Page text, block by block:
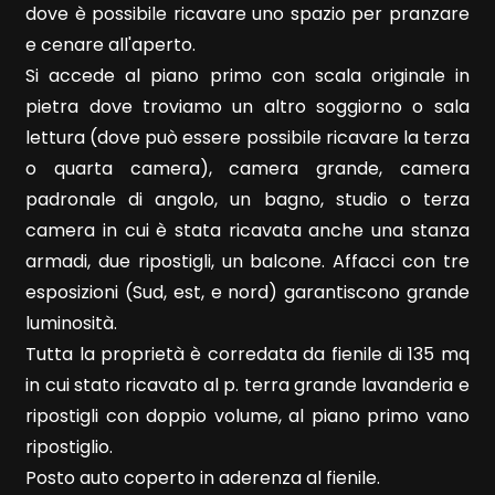
dove è possibile ricavare uno spazio per pranzare
e cenare all'aperto.
Si accede al piano primo con scala originale in
pietra dove troviamo un altro soggiorno o sala
lettura (dove può essere possibile ricavare la terza
o quarta camera), camera grande, camera
padronale di angolo, un bagno, studio o terza
camera in cui è stata ricavata anche una stanza
armadi, due ripostigli, un balcone. Affacci con tre
esposizioni (Sud, est, e nord) garantiscono grande
luminosità.
Tutta la proprietà è corredata da fienile di 135 mq
in cui stato ricavato al p. terra grande lavanderia e
ripostigli con doppio volume, al piano primo vano
ripostiglio.
Posto auto coperto in aderenza al fienile.
3
4
5
5+
Bagni
minimi